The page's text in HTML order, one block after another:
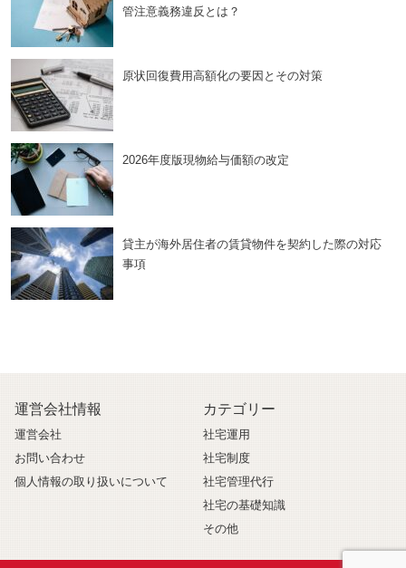
管注意義務違反とは？
原状回復費用高額化の要因とその対策
2026年度版現物給与価額の改定
貸主が海外居住者の賃貸物件を契約した際の対応
事項
運営会社情報
運営会社
お問い合わせ
個人情報の取り扱いについて
カテゴリー
社宅運用
社宅制度
社宅管理代行
社宅の基礎知識
その他